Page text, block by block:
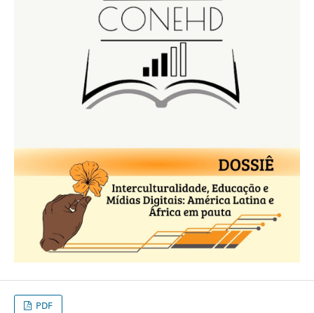
PDF